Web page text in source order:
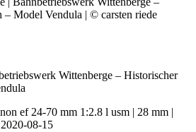
Wittenberge – Historischer
ef 24-70 mm 1:2.8 l usm | 28 mm |
08-15